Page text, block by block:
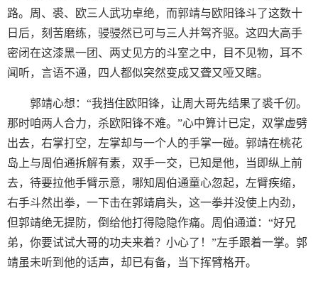
路。周、裘、欧三人武功卓绝，而郭靖与欧阳锋斗了这数十
日后，刻苦磨练，骎骎然已可与三人并驾齐驱。这四大高手
密闭在这漆黑一团、两丈见方的斗室之中，目不见物，耳不
闻听，言语不通，四人都似突然变成又聋又哑又瞎。
郭靖心想：“我挡住欧阳锋，让周大哥先结果了裘千仞。
那时咱两人合力，杀欧阳锋不难。”心中算计已定，双掌虚劈
出去，右掌打空，左掌却与一个人的手掌一碰。郭靖在桃花
岛上与周伯通拆解有素，双手一交，已知是他，当即纵上前
去，待要拉他手臂示意，哪知周伯通童心忽起，左臂疾缩，
右手斗然出拳，一下击在郭靖肩头，这一拳并没使上内劲，
但郭靖绝无提防，倒给他打得隐隐作痛。周伯通道：“好兄
弟，你要试试大哥的功夫来着？小心了！”左手跟着一掌。郭
靖虽未听到他的话声，却已有备，当下挥臂格开。